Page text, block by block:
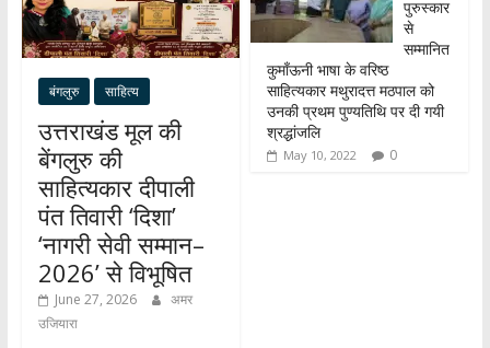
बंगलुरु साहित्य
उत्तराखंड मूल की
बेंगलुरु की
साहित्यकार दीपाली
पंत तिवारी ‘दिशा’
‘नागरी सेवी सम्मान–
2026’ से विभूषित
June 27, 2026
अमर
उजियारा
पुरुस्कार
से
सम्मानित
कुमाँऊनी भाषा के वरिष्ठ
साहित्यकार मथुरादत्त मठपाल को
उनकी प्रथम पुण्यतिथि पर दी गयी
श्रद्धांजलि
May 10, 2022 0